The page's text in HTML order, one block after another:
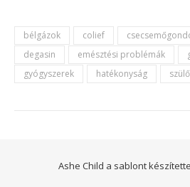
bélgázok colief
degasin
emésztési problémák
gyógyszerek
hatékonyság
Ashe Child a sablont